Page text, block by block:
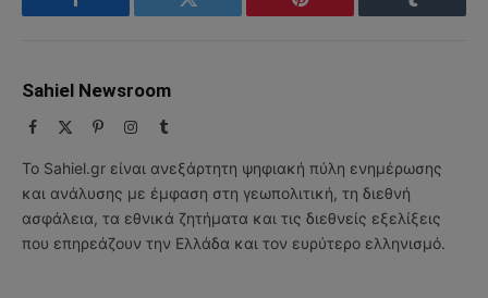
Facebook Twitter Pinterest Tumblr
Sahiel Newsroom
Facebook PinterestInstagram
Tumblr
Το Sahiel.gr είναι ανεξάρτητη ψηφιακή πύλη ενημέρωσης
και ανάλυσης με έμφαση στη γεωπολιτική, τη διεθνή
ασφάλεια, τα εθνικά ζητήματα και τις διεθνείς εξελίξεις
που επηρεάζουν την Ελλάδα και τον ευρύτερο ελληνισμό.